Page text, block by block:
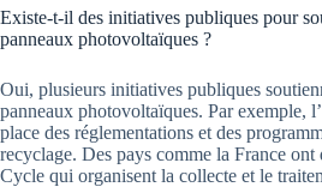
Existe-t-il des initiatives publiques pour
panneaux photovoltaïques ?
Oui, plusieurs initiatives publiques
panneaux photovoltaïques. Par exemple,
place des réglementations et des
recyclage. Des pays comme la France
Cycle qui organisent la collecte et le